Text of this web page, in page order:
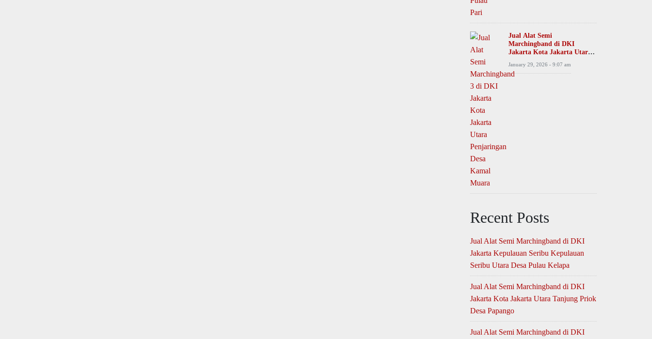
Jual Alat Semi
Marchingband di DKI
Jakarta Kota Jakarta Utara
Muara
January 29, 2026 - 9:07 am
Recent Posts
Jual Alat Semi Marchingband di DKI
Jakarta Kepulauan Seribu Kepulauan
Seribu Utara Desa Pulau Kelapa
Jual Alat Semi Marchingband di DKI
Jakarta Kota Jakarta Utara Tanjung Priok
Desa Papango
Jual Alat Semi Marchingband di DKI